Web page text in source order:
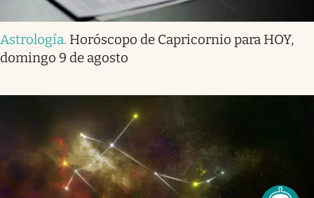
Astrología. Horóscopo de Capricornio para HOY,
domingo 9 de agosto